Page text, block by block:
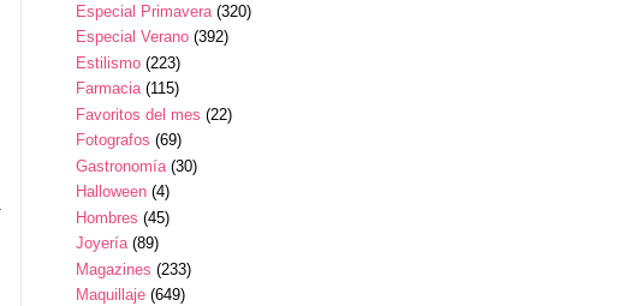
Especial Primavera (320)
Especial Verano (392)
Estilismo (223)
Farmacia (115)
Favoritos del mes (22)
Fotografos (69)
Gastronomía (30)
Halloween (4)
Hombres (45)
Joyería (89)
Magazines (233)
Maquillaje (649)